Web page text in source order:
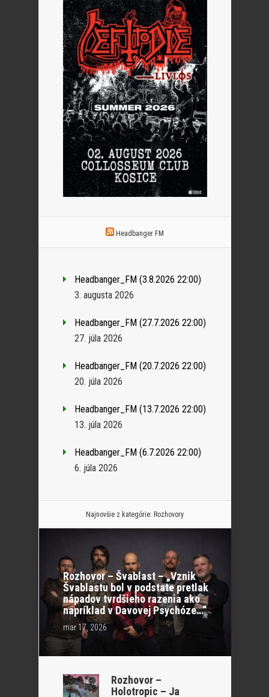
Headbanger FM
Headbanger_FM (3.8.2026 22:00)
3. augusta 2026
Headbanger_FM (27.7.2026 22:00)
27. júla 2026
Headbanger_FM (20.7.2026 22:00)
20. júla 2026
Headbanger_FM (13.7.2026 22:00)
13. júla 2026
Headbanger_FM (6.7.2026 22:00)
6. júla 2026
Najnovšie z kategórie: Rozhovory
Rozhovor – Švablast – „Vznik
Švablastu bol v podstate pretlak
nápadov tvrdšieho razenia ako
napríklad v Davovej Psychóze…“
mar 17, 2026
Rozhovor –
Holotropic – Ja